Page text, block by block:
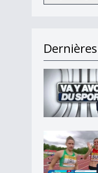
Va y avoir du
La Suisse de